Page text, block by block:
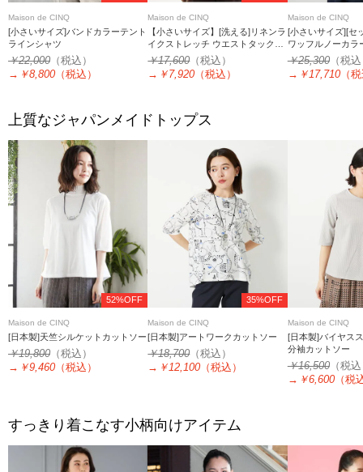
Maison de CINQ
[小さいサイズ]バンドカラーテント
ラインシャツ
￥22,000 （税込）
→ ￥8,800 （税込）
Maison de CINQ
【小さいサイズ】[洗える]リネンラ
イクストレッチ ウエストタックデ
ザイン襟付きブラウス
￥17,600（税込）
→ ￥7,920 （税込）
Maison de CINQ
[小さいサイズ][セ
ワッフルノーカラ
￥25,300（税
→ ￥17,710（
上質なジャパンメイドトップス
52%OFF
Maison de CINQ
[日本製]天竺シルケットカットソー
￥19,800 （税込）
→ ￥9,460 （税込）
35%OFF
Maison de CINQ
[日本製]アートワークカットソー
￥18,700（税込）
→ ￥12,100 （税込）
Maison de CINQ
[日本製]バイヤス
分袖カットソー
￥16,500（税
→ ￥6,600（税
すっきり着こなす小柄向けアイテム